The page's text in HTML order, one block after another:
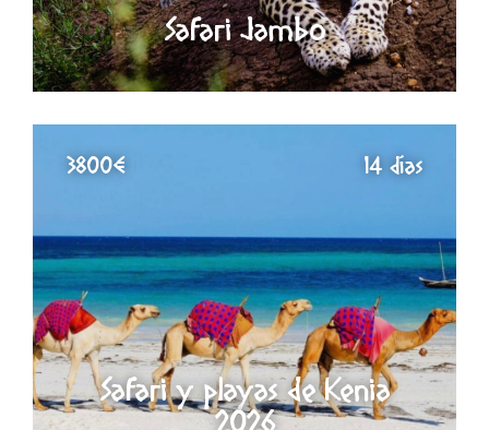
Safari Jambo
Safari y playas de Kenia
3800€ 14 días